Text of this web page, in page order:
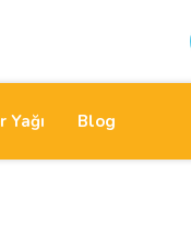
Yağı Blog